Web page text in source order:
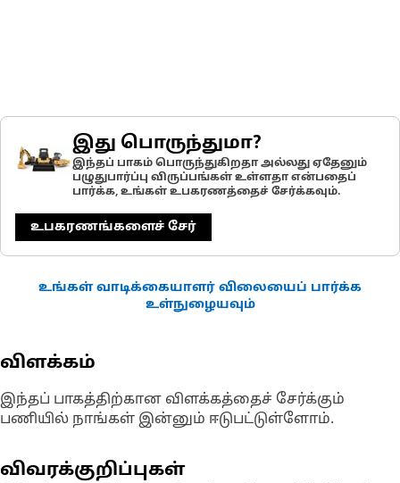
இது பொருந்துமா?
இந்தப் பாகம் பொருந்துகிறதா அல்லது ஏதேனும்
பழுதுபார்ப்பு விருப்பங்கள் உள்ளதா என்பதைப்
பார்க்க, உங்கள் உபகரணத்தைச் சேர்க்கவும்.
உபகரணங்களைச் சேர்
உங்கள் வாடிக்கையாளர் விலையைப் பார்க்க
உள்நுழையவும்
விளக்கம்
இந்தப் பாகத்திற்கான விளக்கத்தைச் சேர்க்கும்
பணியில் நாங்கள் இன்னும் ஈடுபட்டுள்ளோம்.
விவரக்குறிப்புகள்